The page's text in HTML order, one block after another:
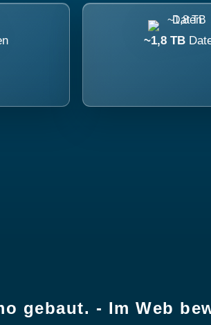
~1,8 TB
gebaut. - Im Web